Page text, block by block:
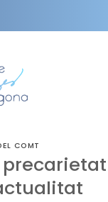
COMT